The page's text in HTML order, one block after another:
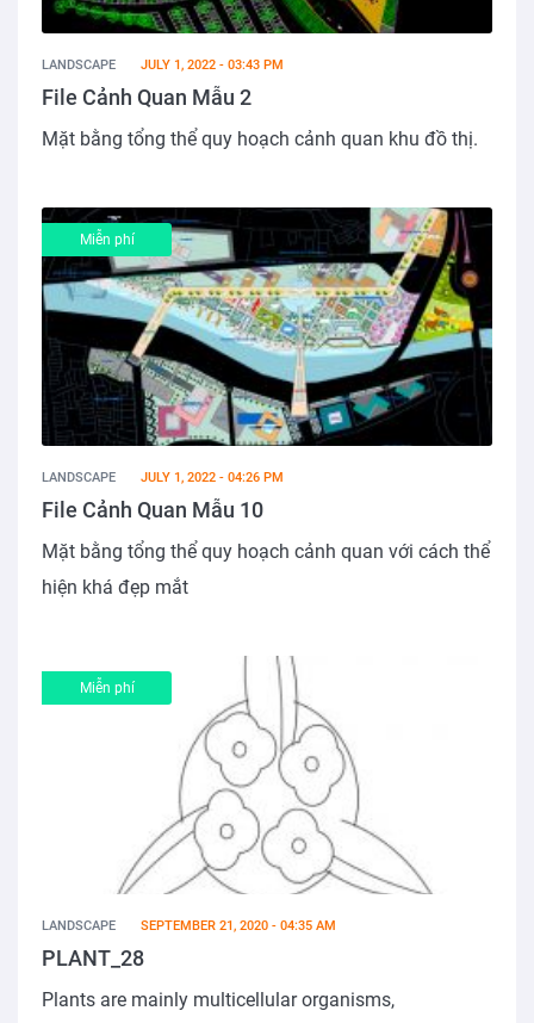
LANDSCAPE JULY 1, 2022 - 03:43 PM
File Cảnh Quan Mẫu 2
Mặt bằng tổng thể quy hoạch cảnh quan khu đồ thị.
Miễn phí
LANDSCAPE JULY 1, 2022 - 04:26 PM
File Cảnh Quan Mẫu 10
Mặt bằng tổng thể quy hoạch cảnh quan với cách thể
hiện khá đẹp mắt
Miễn phí
LANDSCAPE SEPTEMBER 21, 2020 - 04:35 AM
PLANT_28
Plants are mainly multicellular organisms,